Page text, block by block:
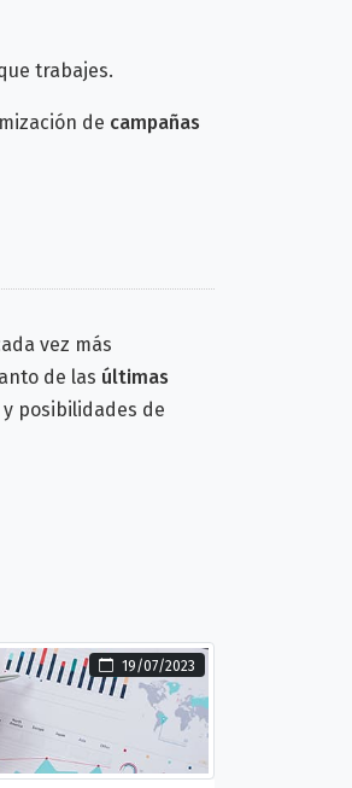
trabajes.
de campañas
vez más
de las últimas
posibilidades de
19/07/2023